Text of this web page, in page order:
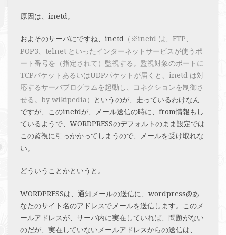
原因は、inetd。
およそのサーバにですね、inetd （※inetd は、FTP、
POP3、telnet といったインターネットサービスが使うポ
ート番号を（指定されて）監視する。監視対象のポートに
TCPパケットあるいはUDPパケットが届くと、inetd は対
応するサーバプログラムを起動し、コネクションを制御さ
せる。by wikipedia）
というのが、走っているわけなん
ですが、このinetdが、メール送信の時に、from情報もし
ているようで、WORDPRESSのデフォルトのまま設定では
この監視に引っかかってしまうので、メールを受け取れな
い。
どういうことかというと。
WORDPRESSは、通知メールの送信に、wordpress@あ
なたのサイト名のアドレスでメールを送信します。このメ
ールアドレスが、サーバ内に実在していれば、問題がない
のだが、実在していないメールアドレスからの送信は、